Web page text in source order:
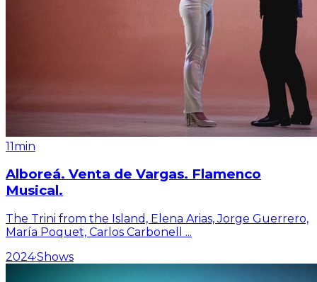
11min
Alboreá. Venta de Vargas. Flamenco
Musical.
The Trini from the Island, Elena Arias, Jorge Guerrero,
María Poquet, Carlos Carbonell
...
2024·Shows